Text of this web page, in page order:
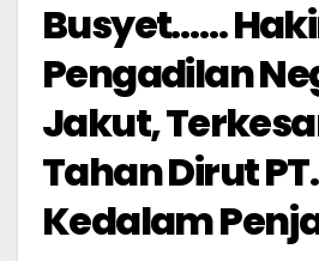
Busyet……
Pengadilan
Jakut,
Tahan Dirut
Kedalam